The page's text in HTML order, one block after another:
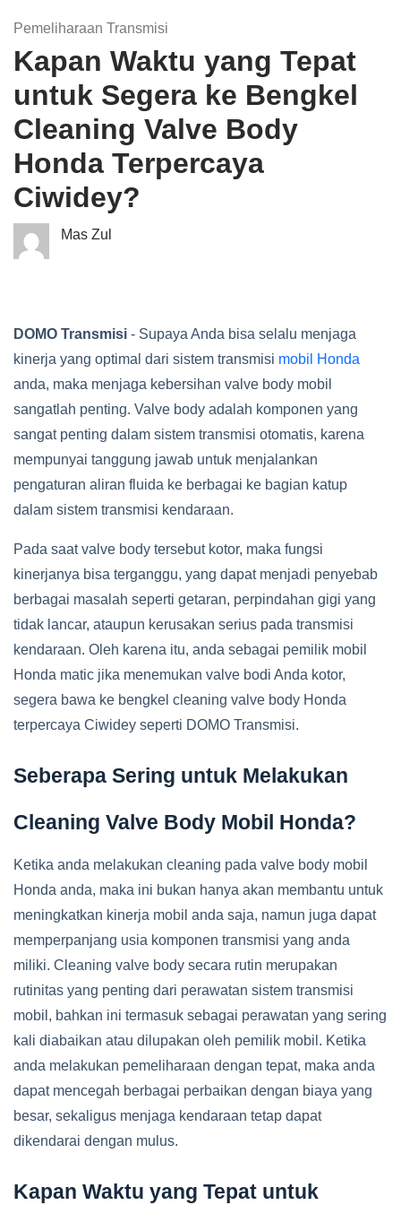
Pemeliharaan Transmisi
Kapan Waktu yang Tepat
untuk Segera ke Bengkel
Cleaning Valve Body
Honda Terpercaya
Ciwidey?
Mas Zul
DOMO Transmisi ­- Supaya Anda bisa selalu menjaga
kinerja yang optimal dari sistem transmisi mobil Honda
anda, maka menjaga kebersihan valve body mobil
sangatlah penting. Valve body adalah komponen yang
sangat penting dalam sistem transmisi otomatis, karena
mempunyai tanggung jawab untuk menjalankan
pengaturan aliran fluida ke berbagai ke bagian katup
dalam sistem transmisi kendaraan.
Pada saat valve body tersebut kotor, maka fungsi
kinerjanya bisa terganggu, yang dapat menjadi penyebab
berbagai masalah seperti getaran, perpindahan gigi yang
tidak lancar, ataupun kerusakan serius pada transmisi
kendaraan. Oleh karena itu, anda sebagai pemilik mobil
Honda matic jika menemukan valve bodi Anda kotor,
segera bawa ke bengkel cleaning valve body Honda
terpercaya Ciwidey seperti DOMO Transmisi.
Seberapa Sering untuk Melakukan
Cleaning Valve Body Mobil Honda?
Ketika anda melakukan cleaning pada valve body mobil
Honda anda, maka ini bukan hanya akan membantu untuk
meningkatkan kinerja mobil anda saja, namun juga dapat
memperpanjang usia komponen transmisi yang anda
miliki. Cleaning valve body secara rutin merupakan
rutinitas yang penting dari perawatan sistem transmisi
mobil, bahkan ini termasuk sebagai perawatan yang sering
kali diabaikan atau dilupakan oleh pemilik mobil. Ketika
anda melakukan pemeliharaan dengan tepat, maka anda
dapat mencegah berbagai perbaikan dengan biaya yang
besar, sekaligus menjaga kendaraan tetap dapat
dikendarai dengan mulus.
Kapan Waktu yang Tepat untuk